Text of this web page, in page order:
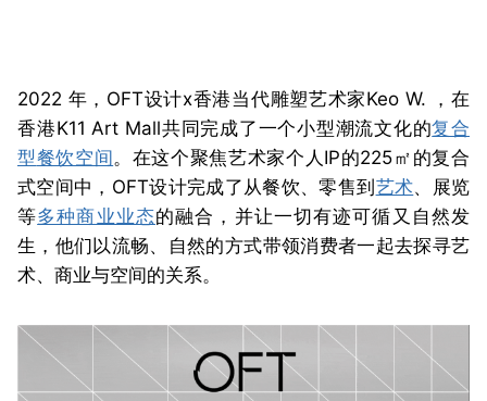
2022 年，OFT设计x香港当代雕塑艺术家Keo W. ，在
香港K11 Art Mall共同完成了一个小型潮流文化的复合
型餐饮空间。 在这个聚焦艺术家个人IP的225㎡的复合
式空间中，OFT设计完成了从餐饮、零售到 艺术、展览
等多种商业业态的融合，并让一切有迹可循又自然发
生，他们以流畅、自然的方式带领消费者一起去探寻艺
术、商业与空间的关系。